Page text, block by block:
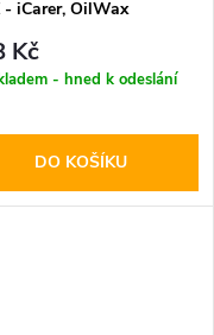
- iCarer, OilWax
Kč
- hned k odeslání
DO KOŠÍKU